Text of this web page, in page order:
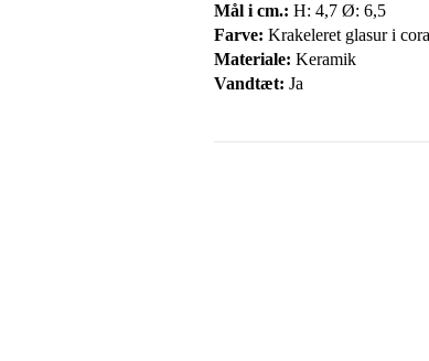
Mål i cm.: H: 4,7 Ø: 6,5
Farve: Krakeleret glasur i
Materiale: Keramik
Vandtæt: Ja